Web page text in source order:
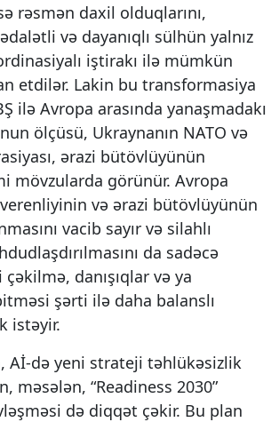
rəsmən daxil olduqlarını,
və dayanıqlı sülhün yalnız
iştirakı ilə mümkün
etdilər. Lakin bu transformasiya
ilə Avropa arasında yanaşmadakı
ölçüsü, Ukraynanın NATO və
ərazi bütövlüyünün
mövzularda görünür. Avropa
və ərazi bütövlüyünün
vacib sayır və silahlı
da sadəcə
danışıqlar və ya
şərti ilə daha balanslı
istəyir.
Aİ-də yeni strateji təhlükəsizlik
məsələn, “Readiness 2030”
də diqqət çəkir. Bu plan